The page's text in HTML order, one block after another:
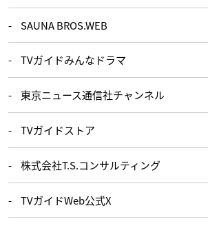
SAUNA BROS.WEB
TVガイドみんなドラマ
東京ニュース通信社チャンネル
TVガイドストア
株式会社T.S.コンサルティング
TVガイドWeb公式X